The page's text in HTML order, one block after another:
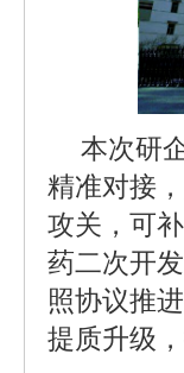
本次研
精准对接
攻关，可
药二次开
照协议推
提质升级